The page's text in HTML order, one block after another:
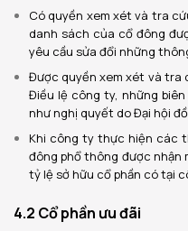
Có quyền xem xét và tra
danh sách của cổ đông
yêu cầu sửa đổi những
Được quyền xem xét và tra
Điều lệ công ty, những
như nghị quyết do Đại hội
Khi công ty thực hiện các
đông phổ thông được nhận
tỷ lệ sở hữu cổ phần có tại
4.2 Cổ phần ưu đãi